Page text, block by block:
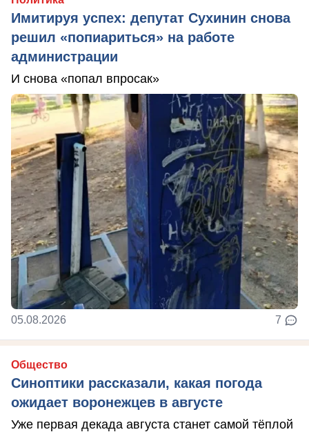
Имитируя успех: депутат Сухинин снова
решил «попиариться» на работе
администрации
И снова «попал впросак»
05.08.2026 7
Общество
Синоптики рассказали, какая погода
ожидает воронежцев в августе
Уже первая декада августа станет самой тёплой